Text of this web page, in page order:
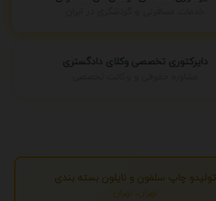
دایرکتوری تخصصی وکلای دادگستری
تولیدو چاپ سلفون و نایلون بسته بندی
تهران، تهران